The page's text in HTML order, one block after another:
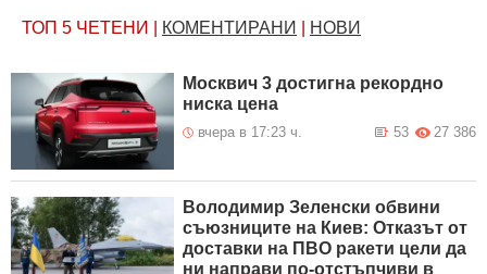
ТОП 5 ЧЕТЕНИ КОМЕНТИРАНИ НОВИ
Москвич 3 достигна рекордно
ниска цена
вчера в 17:23 ч. 27 386
53
Володимир Зеленски обвини
съюзниците на Киев: Отказът от
доставки на ПВО ракети цели да
ни направи по-отстъпчиви в